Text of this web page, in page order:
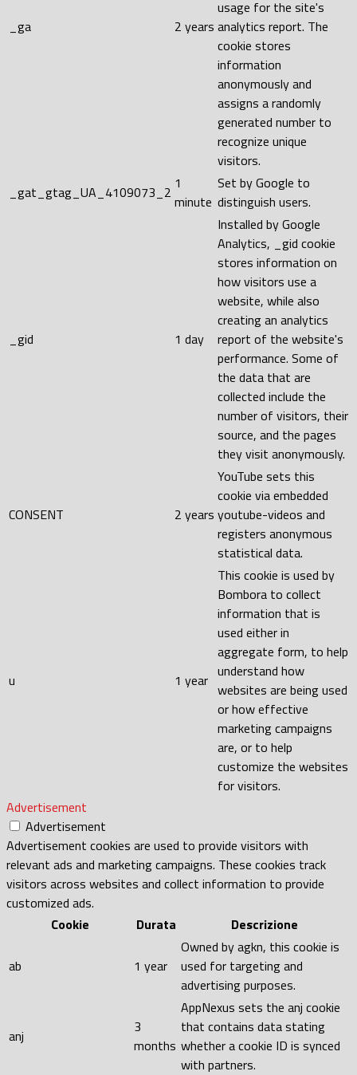
_ga 2 years
usage for the site's
analytics report. The
cookie stores
information
anonymously and
assigns a randomly
generated number to
recognize unique
visitors.
_gat_gtag_UA_4109073_2 1
minute
Set by Google to
distinguish users.
_gid 1 day
Installed by Google
Analytics, _gid cookie
stores information on
how visitors use a
website, while also
creating an analytics
report of the website's
performance. Some of
the data that are
collected include the
number of visitors, their
source, and the pages
they visit anonymously.
CONSENT 2 years
YouTube sets this
cookie via embedded
youtube-videos and
registers anonymous
statistical data.
u 1 year
This cookie is used by
Bombora to collect
information that is
used either in
aggregate form, to help
understand how
websites are being used
or how effective
marketing campaigns
are, or to help
customize the websites
for visitors.
Advertisement
Advertisement
Advertisement cookies are used to provide visitors with
relevant ads and marketing campaigns. These cookies track
visitors across websites and collect information to provide
customized ads.
Cookie
Durata Descrizione
ab 1 year
Owned by agkn, this cookie is
used for targeting and
advertising purposes.
anj
3
months
AppNexus sets the anj cookie
that contains data stating
whether a cookie ID is synced
with partners.